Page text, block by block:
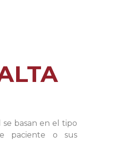
basan en el tipo
paciente o sus